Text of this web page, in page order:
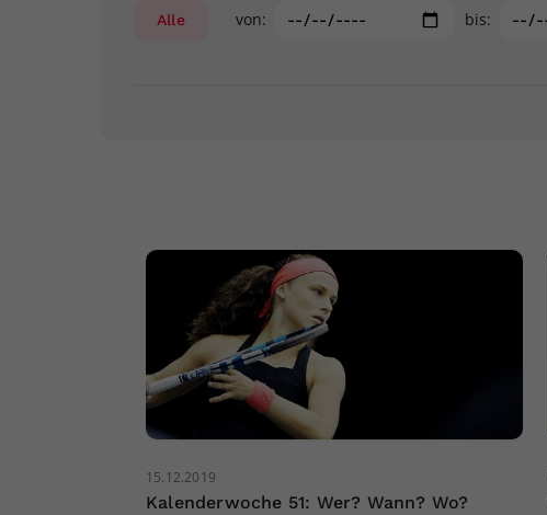
Alle von: bis:
15.12.2019
Kalenderwoche 51: Wer? Wann? Wo?